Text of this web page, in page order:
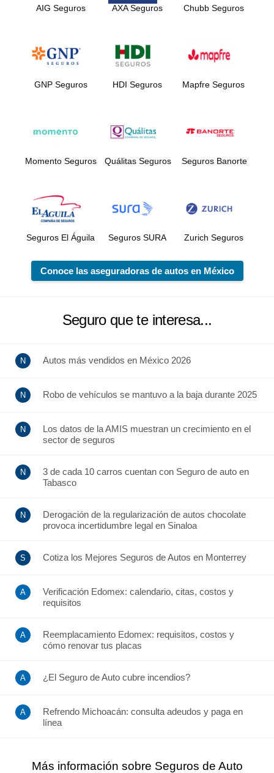
AIG Seguros AXA Seguros Chubb Seguros
GNP Seguros HDI Seguros Mapfre Seguros
Momento Seguros Quálitas Seguros Seguros Banorte
Seguros El Águila Seguros SURA Zurich Seguros
Conoce las aseguradoras de autos en México
Seguro que te interesa...
Autos más vendidos en México 2026
Robo de vehículos se mantuvo a la baja durante 2025
Los datos de la AMIS muestran un crecimiento en el
sector de seguros
3 de cada 10 carros cuentan con Seguro de auto en
Tabasco
Derogación de la regularización de autos chocolate
provoca incertidumbre legal en Sinaloa
Cotiza los Mejores Seguros de Autos en Monterrey
Verificación Edomex: calendario, citas, costos y
requisitos
Reemplacamiento Edomex: requisitos, costos y
cómo renovar tus placas
¿El Seguro de Auto cubre incendios?
Refrendo Michoacán: consulta adeudos y paga en
línea
Más información sobre Seguros de Auto